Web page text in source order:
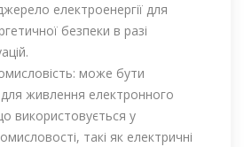
електроенергії для
безпеки в разі
може бути
живлення електронного
використовується у
такі як електричні